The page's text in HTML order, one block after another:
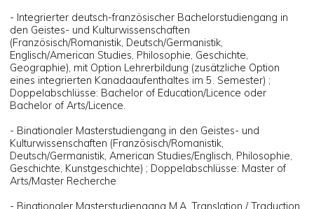
- Integrierter deutsch-französischer Bachelorstudiengang in
den Geistes- und Kulturwissenschaften
(Französisch/Romanistik, Deutsch/Germanistik,
Englisch/American Studies, Philosophie, Geschichte,
Geographie), mit Option Lehrerbildung (zusätzliche Option
eines integrierten Kanadaaufenthaltes im 5. Semester) ;
Doppelabschlüsse: Bachelor of Education/Licence oder
Bachelor of Arts/Licence.
- Binationaler Masterstudiengang in den Geistes- und
Kulturwissenschaften (Französisch/Romanistik,
Deutsch/Germanistik, American Studies/Englisch, Philosophie,
Geschichte, Kunstgeschichte) ; Doppelabschlüsse: Master of
Arts/Master Recherche
- Binationaler Masterstudiengang M.A. Translation / Traduction